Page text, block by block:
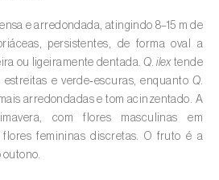
Rosmarinus e outras)
)
)
L.)
e arredondada, atingindo 8–15 m de
persistentes, de forma oval a
ou ligeiramente dentada.Q. ilextende
estreitas e verde‑escuras, enquantoQ.
arredondadas e tom acinzentado. A
com flores masculinas em
flores femininas discretas. O fruto é a
outono.